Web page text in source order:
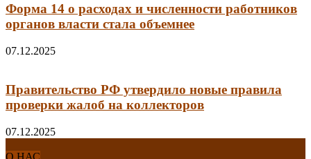
Форма 14 о расходах и численности работников
органов власти стала объемнее
07.12.2025
Правительство РФ утвердило новые правила
проверки жалоб на коллекторов
07.12.2025
О НАС